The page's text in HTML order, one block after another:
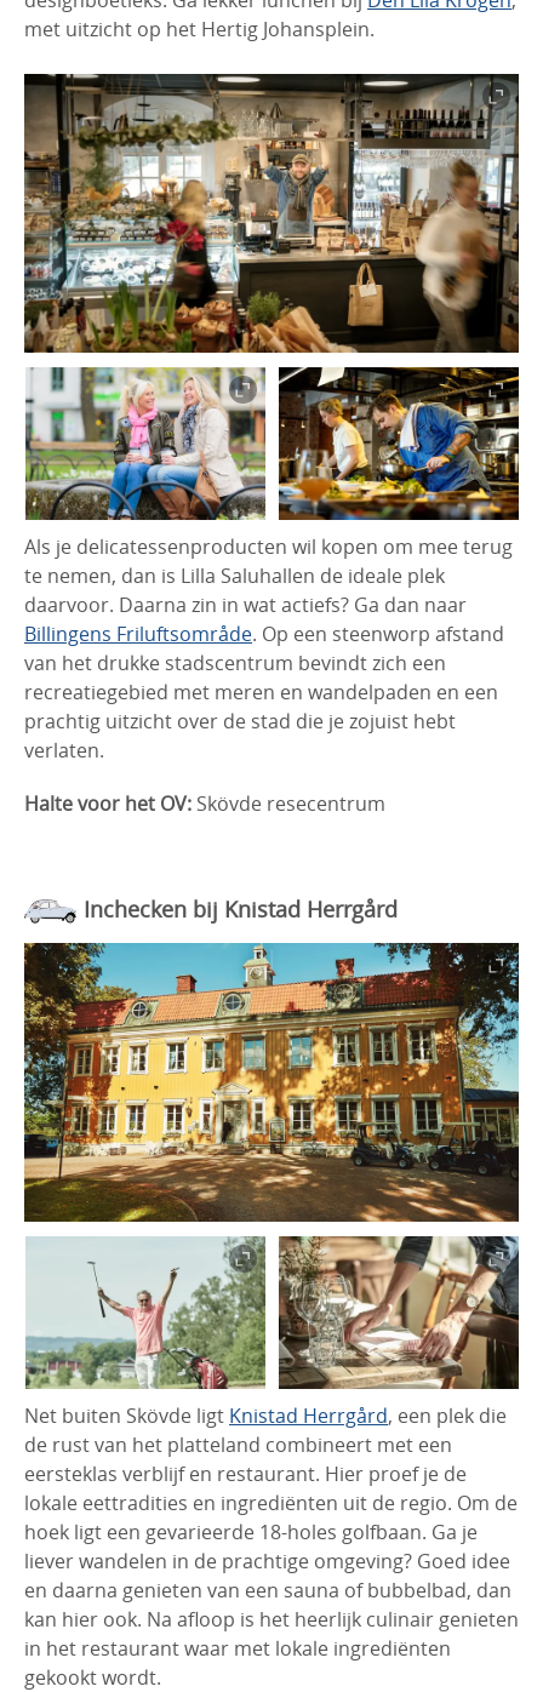
met uitzicht op het Hertig Johansplein.
Als je delicatessenproducten wil kopen om mee terug
te nemen, dan is Lilla Saluhallen de ideale plek
daarvoor. Daarna zin in wat actiefs? Ga dan naar
Billingens Friluftsområde. Op een steenworp afstand
van het drukke stadscentrum bevindt zich een
recreatiegebied met meren en wandelpaden en een
prachtig uitzicht over de stad die je zojuist hebt
verlaten.
Halte voor het OV: Skövde resecentrum
Inchecken bij Knistad Herrgård
Net buiten Skövde ligt Knistad Herrgård, een plek die
de rust van het platteland combineert met een
eersteklas verblijf en restaurant. Hier proef je de
lokale eettradities en ingrediënten uit de regio. Om de
hoek ligt een gevarieerde 18-holes golfbaan. Ga je
liever wandelen in de prachtige omgeving? Goed idee
en daarna genieten van een sauna of bubbelbad, dan
kan hier ook. Na afloop is het heerlijk culinair genieten
in het restaurant waar met lokale ingrediënten
gekookt wordt.